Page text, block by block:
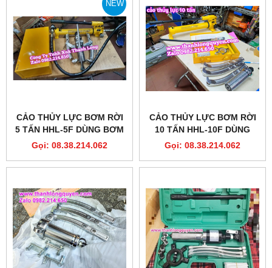
NEW
CẢO THỦY LỰC BƠM RỜI
5 TẤN HHL-5F DÙNG BƠM
HHB-700C DÀI 200MM
Gọi: 08.38.214.062
CẢO THỦY LỰC BƠM RỜI
10 TẤN HHL-10F DÙNG
BƠM HHB-700 DÀI 250MM
Gọi: 08.38.214.062